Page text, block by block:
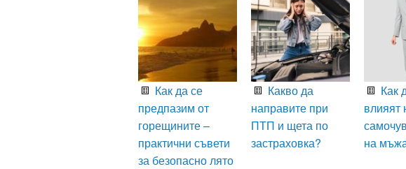
Как да се
предпазим от
горещините –
практични съвети
за безопасно лято
Какво да
направите при
ПТП и щета по
застраховка?
Как
влияят
на